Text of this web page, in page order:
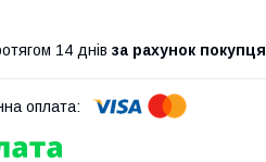
14 днів за рахунок покупця